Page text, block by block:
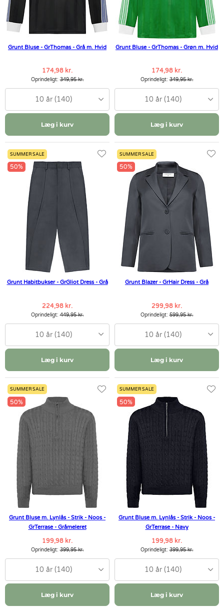
Grunt Bluse - GrThomas - Grå m. Hvid
174,98 kr.
Oprindeligt:349,95 kr.
10 år (140)
Læg i kurv
Grunt Bluse - GrThomas - Grøn m. Hvid
174,98 kr.
Oprindeligt:349,95 kr.
10 år (140)
Læg i kurv
SUMMER SALE
50%
Grunt Habitbukser - GrGliot Dress - Grå
224,98 kr.
Oprindeligt:449,95 kr.
10 år (140)
Læg i kurv
SUMMER SALE
50%
Grunt Blazer - GrHair Dress - Grå
299,98 kr.
Oprindeligt:599,95 kr.
10 år (140)
Læg i kurv
SUMMER SALE
50%
Grunt Bluse m. Lynlås - Strik - Noos -
GrTerrase - Gråmeleret
199,98 kr.
Oprindeligt:399,95 kr.
10 år (140)
Læg i kurv
SUMMER SALE
50%
Grunt Bluse m. Lynlås - Strik - Noos -
GrTerrase - Navy
199,98 kr.
Oprindeligt:399,95 kr.
10 år (140)
Læg i kurv